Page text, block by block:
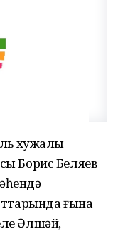
хужалыҡ
Борис Беляев
ғына
Әлшәй,